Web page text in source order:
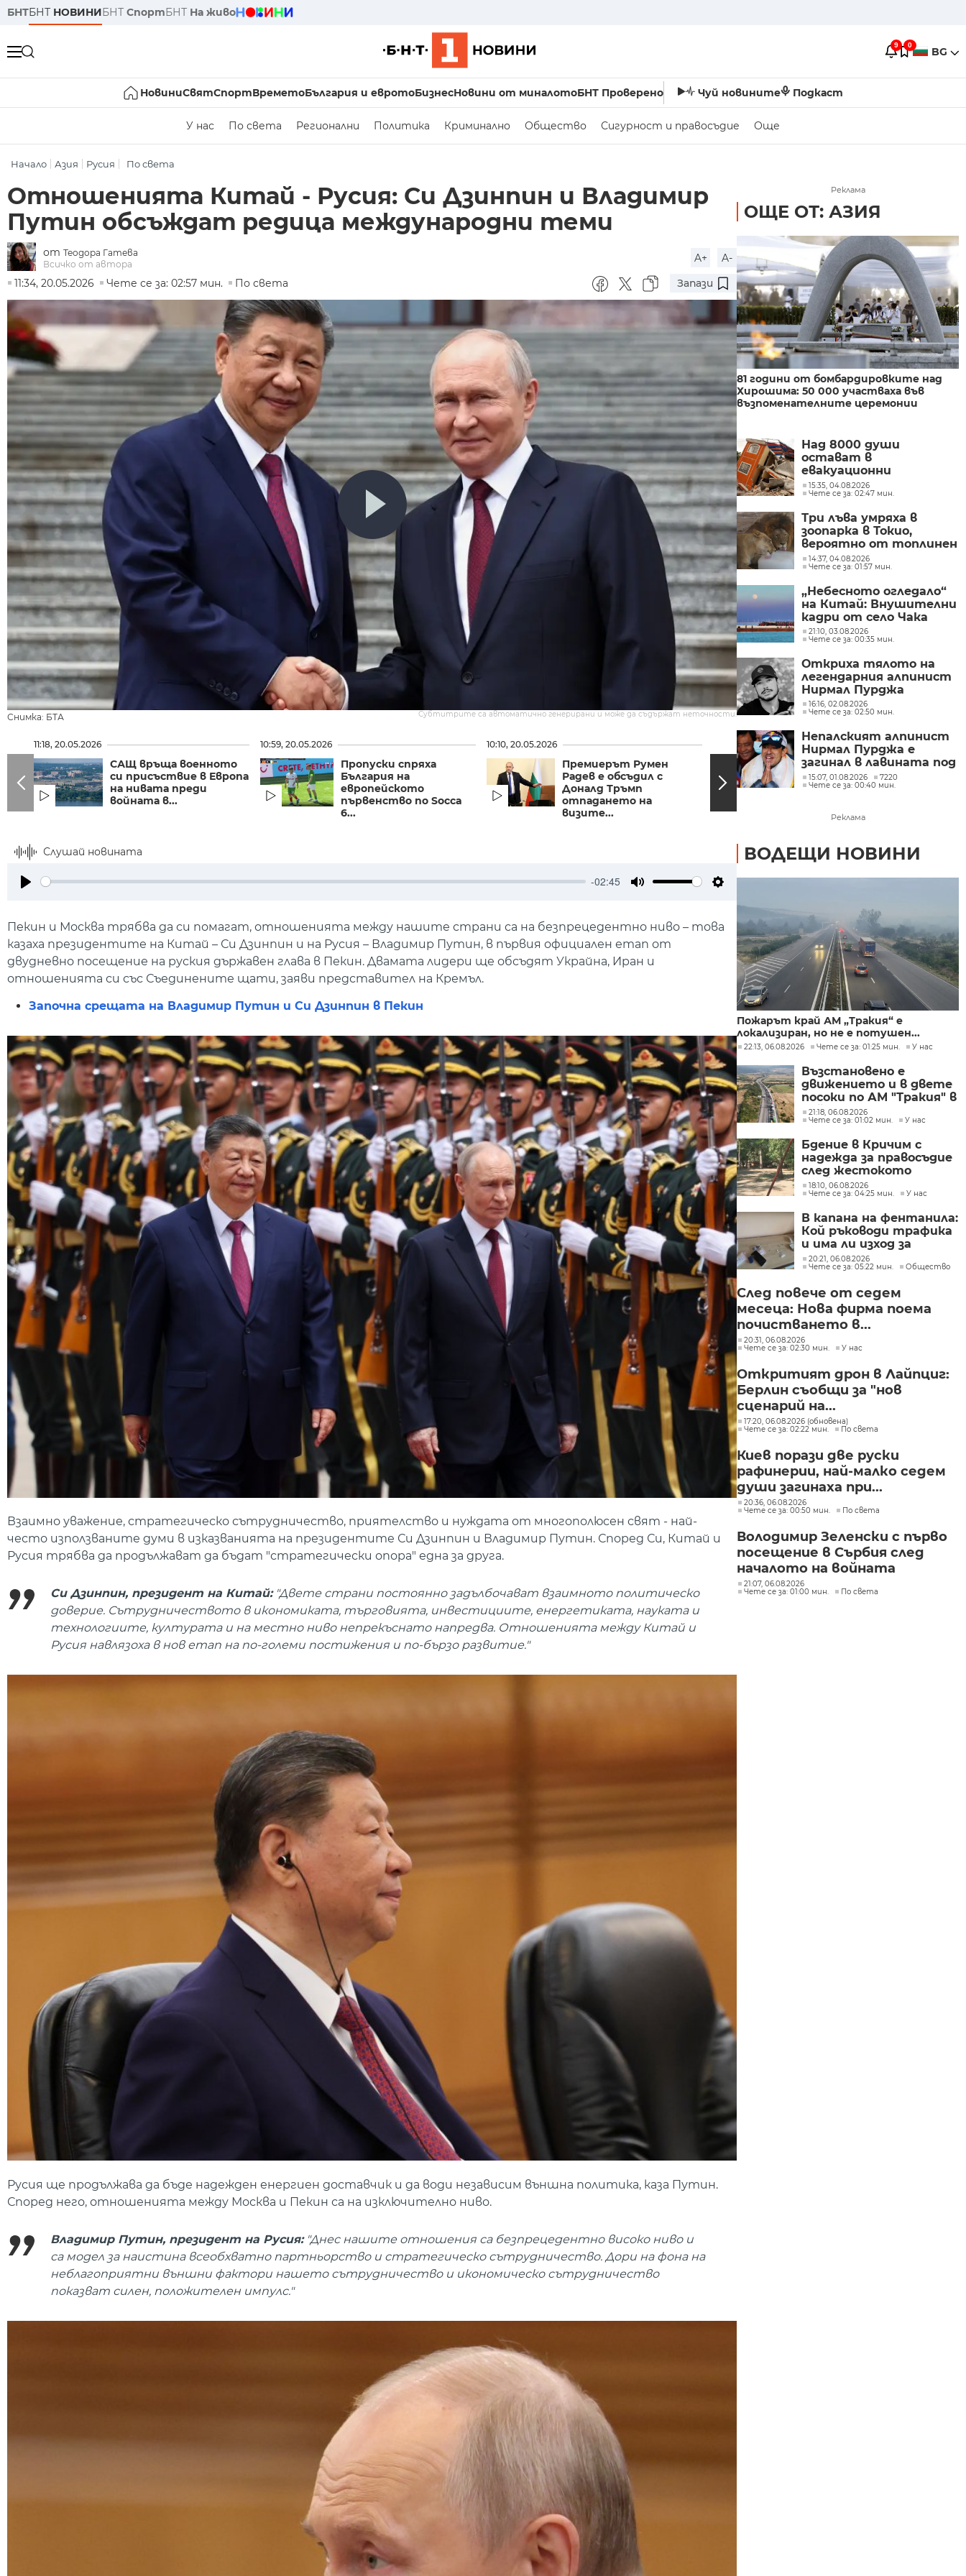
БНТБНТ НОВИНИБНТ СпортБНТ На живо
9 0 BG
НовиниСвятСпортВреметоБългария и евротоБизнесНовини от миналотоБНТ Проверено Чуй новините Подкаст
У нас По света Регионални Политика Криминално Общество Сигурност и правосъдие Още
Начало Азия Русия По света
Отношенията Китай - Русия: Си Дзинпин и Владимир
Путин обсъждат редица международни теми
от Теодора Гатева
Всичко от автора
A+
A-
11:34, 20.05.2026
Чете се за: 02:57 мин. По света Запази
Снимка: БТА Субтитрите са автоматично генерирани и може да съдържат неточности.
11:18, 20.05.2026
САЩ връща военното
си присъствие в Европа
на нивата преди
войната в...
10:59, 20.05.2026
Пропуски спряха
България на
европейското
първенство по Socca
6...
10:10, 20.05.2026
Премиерът Румен
Радев е обсъдил с
Доналд Тръмп
отпадането на
визите...
10:04, 20.05.2026
Рене Карабаш: Най-
голямата награда са
читателските сърца
Слушай новината
-02:45
Пекин и Москва трябва да си помагат, отношенията между нашите страни са на безпрецедентно ниво – това
казаха президентите на Китай – Си Дзинпин и на Русия – Владимир Путин, в първия официален етап от
двудневно посещение на руския държавен глава в Пекин. Двамата лидери ще обсъдят Украйна, Иран и
отношенията си със Съединените щати, заяви представител на Кремъл.
Започна срещата на Владимир Путин и Си Дзинпин в Пекин
Взаимно уважение, стратегическо сътрудничество, приятелство и нуждата от многополюсен свят - най-
често използваните думи в изказванията на президентите Си Дзинпин и Владимир Путин. Според Си, Китай и
Русия трябва да продължават да бъдат "стратегически опора" една за друга.
Си Дзинпин, президент на Китай:"Двете страни постоянно задълбочават взаимното политическо
доверие. Сътрудничеството в икономиката, търговията, инвестициите, енергетиката, науката и
технологиите, културата и на местно ниво непрекъснато напредва. Отношенията между Китай и
Русия навлязоха в нов етап на по-големи постижения и по-бързо развитие."
Русия ще продължава да бъде надежден енергиен доставчик и да води независим външна политика, каза Путин.
Според него, отношенията между Москва и Пекин са на изключително ниво.
Владимир Путин, президент на Русия:"Днес нашите отношения са безпрецедентно високо ниво и
са модел за наистина всеобхватно партньорство и стратегическо сътрудничество. Дори на фона на
неблагоприятни външни фактори нашето сътрудничество и икономическо сътрудничество
показват силен, положителен импулс."
Реклама
ОЩЕ ОТ: АЗИЯ
81 години от бомбардировките над
Хирошима: 50 000 участваха във
възпоменателните церемонии
Над 8000 души
остават в
евакуационни
центрове седмица след
земетресението в
Япония
15:35, 04.08.2026
Чете се за: 02:47 мин.
Три лъва умряха в
зоопарка в Токио,
вероятно от топлинен
удар
14:37, 04.08.2026
Чете се за: 01:57 мин.
„Небесното огледало“
на Китай: Внушителни
кадри от село Чака
21:10, 03.08.2026
Чете се за: 00:35 мин.
Откриха тялото на
легендарния алпинист
Нирмал Пурджа
16:16, 02.08.2026
Чете се за: 02:50 мин.
Непалският алпинист
Нирмал Пурджа е
загинал в лавината под
връх Броуд Пик
15:07, 01.08.2026
7220
Чете се за: 00:40 мин.
Реклама
ВОДЕЩИ НОВИНИ
Пожарът край АМ „Тракия“ е
локализиран, но не е потушен...
22:13, 06.08.2026 Чете се за: 01:25 мин. У нас
Възстановено е
движението и в двете
посоки по АМ "Тракия" в
района на 69-тия
километър
21:18, 06.08.2026
Чете се за: 01:02 мин.
У нас
Бдение в Кричим с
надежда за правосъдие
след жестокото
убийство на млад мъж
в Пловдив от
18:10, 06.08.2026
Чете се за: 04:25 мин.
У нас
В капана на фентанила:
Кой ръководи трафика
и има ли изход за
пристрастените?
20:21, 06.08.2026
Чете се за: 05:22 мин.
Общество
След повече от седем
месеца: Нова фирма поема
почистването в...
20:31, 06.08.2026
Чете се за: 02:30 мин.
У нас
Откритият дрон в Лайпциг:
Берлин съобщи за "нов
сценарий на...
17:20, 06.08.2026 (обновена)
Чете се за: 02:22 мин.
По света
Киев порази две руски
рафинерии, най-малко седем
души загинаха при...
20:36, 06.08.2026
Чете се за: 00:50 мин.
По света
Володимир Зеленски с първо
посещение в Сърбия след
началото на войната
21:07, 06.08.2026
Чете се за: 01:00 мин.
По света